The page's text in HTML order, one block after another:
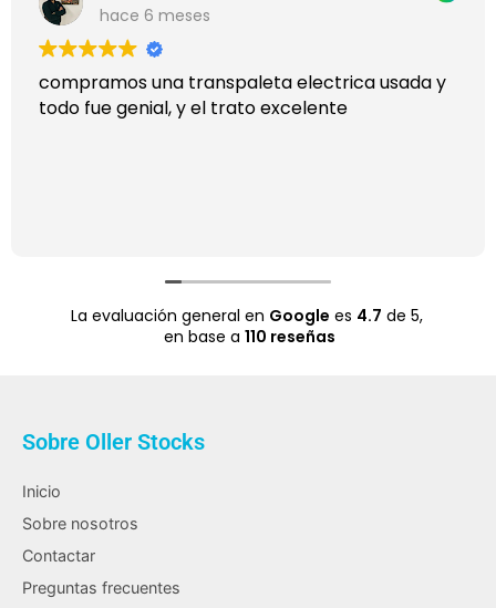
hace 6 meses
compramos una transpaleta electrica usada y
todo fue genial, y el trato excelente
La evaluación general en Google es 4.7 de 5,
en base a 110 reseñas
Sobre Oller Stocks
Inicio
Sobre nosotros
Contactar
Preguntas frecuentes